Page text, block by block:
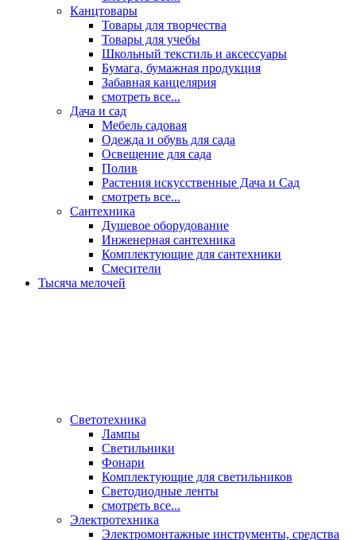
Канцтовары
Товары для творчества
Товары для учебы
Школьный текстиль и аксессуары
Бумага, бумажная продукция
Забавная канцелярия
смотреть все...
Дача и сад
Мебель садовая
Одежда и обувь для сада
Освещение для сада
Полив
Растения искусственные Дача и Сад
смотреть все...
Сантехника
Душевое оборудование
Инженерная сантехника
Комплектующие для сантехники
Смесители
Тысяча мелочей
Светотехника
Лампы
Светильники
Фонари
Комплектующие для светильников
Светодиодные ленты
смотреть все...
Электротехника
Электромонтажные инструменты, средства